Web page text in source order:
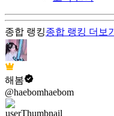
종합 랭킹종합 랭킹 더보기
해봄
@haebomhaebom